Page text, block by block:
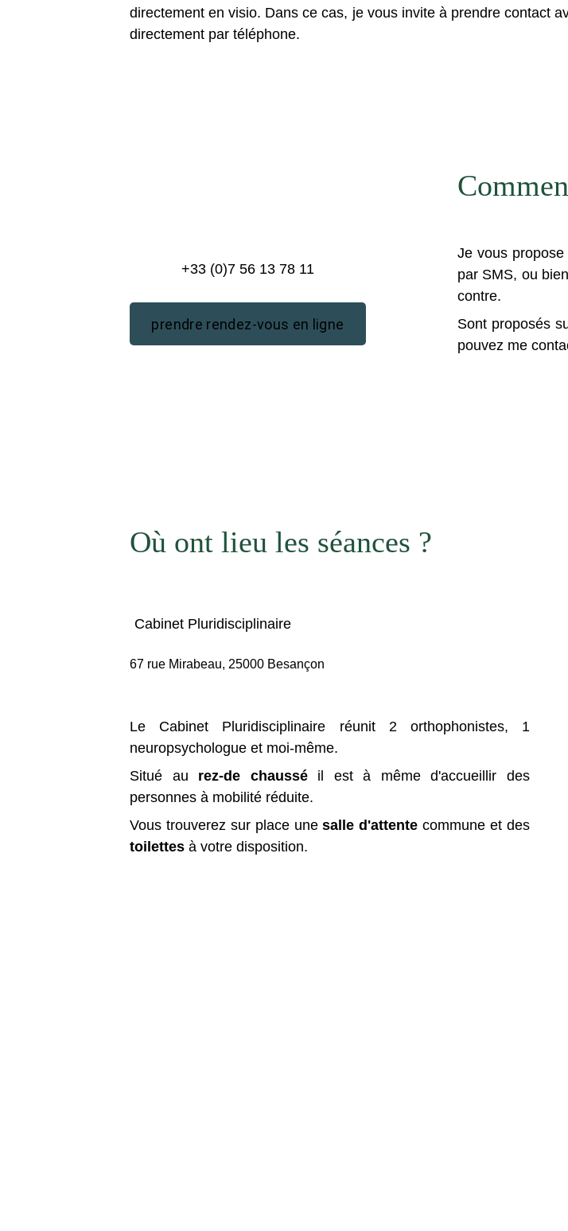
directement en visio. Dans ce cas, je vous invite à prendre contact
directement par téléphone.
Je vous
par SMS, ou
contre.
Sont proposés
pouvez me
prendre rendez-vous en ligne
+33 (0)7 56 13 78 11
Cabinet Pluridisciplinaire
67 rue Mirabeau, 25000 Besançon
Où ont lieu les séances ?
Le Cabinet Pluridisciplinaire réunit 2 orthophonistes, 1
neuropsychologue et moi-même.
Situé au rez-de chausséil est à même d'accueillir des
personnes à mobilité réduite.
Vous trouverez sur place unesalle d'attente commune et des
toilettes à votre disposition.